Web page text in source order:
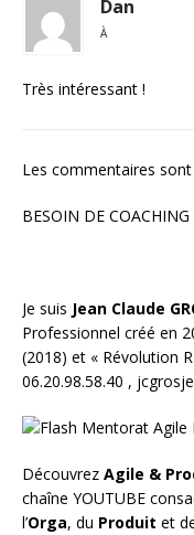
Dan
À
Très intéressant !
Les commentaires
BESOIN DE
Je suis Jean Claude
Professionnel créé en
(2018) et « Révolution
06.20.98.58.40 ,
Découvrez Agile &
chaîne YOUTUBE
l’Orga, du Produit et